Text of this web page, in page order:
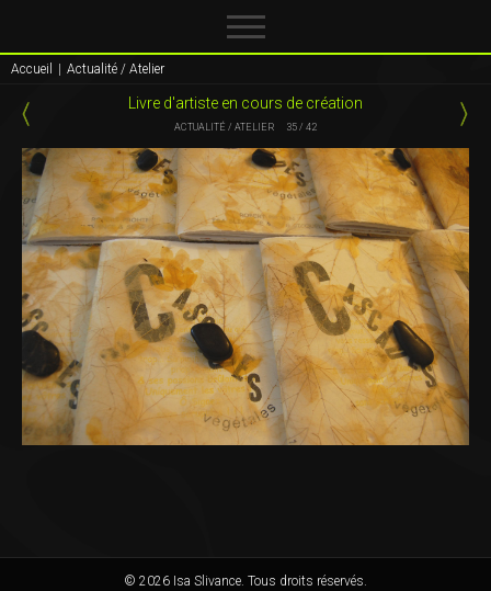
Accueil Actualité / Atelier
Livre d'artiste en cours de création
ACTUALITÉ / ATELIER 35 / 42
© 2026 Isa Slivance. Tous droits réservés.